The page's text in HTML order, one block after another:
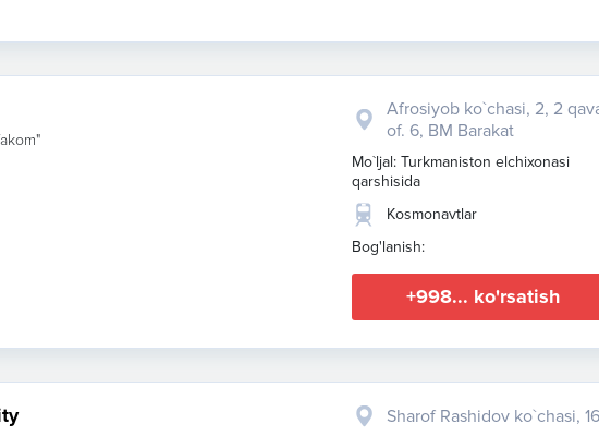
Afrosiyob ko`chasi, 2, 2
of. 6, BM Barakat
Mo`ljal: Turkmaniston elchixonasi
qarshisida
Kosmonavtlar
Bog'lanish:
+998... ko'rsatish
Sharof Rashidov ko`chasi, 16